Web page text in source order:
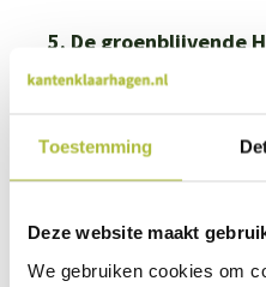
Toestemming
Deze website maakt
We gebruiken cookies om
5. De groenblijvende
De groenblijvende Hedera
groeien in zowel de zon als in
Goldchild blijft ook in de
6. De altijd groene